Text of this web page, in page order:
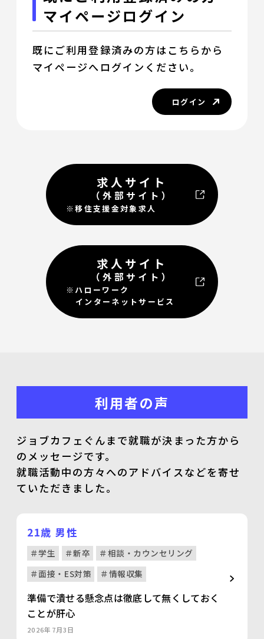
マイページログイン
既にご利用登録済みの方はこちらから
マイページへログインください。
ログイン
求人サイト
（外部サイト）
※移住支援金対象求人
求人サイト
（外部サイト）
※ハローワーク
インターネットサービス
利用者の声
ジョブカフェぐんまで就職が決まった方から
のメッセージです。
就職活動中の方々へのアドバイスなどを寄せ
ていただきました。
21歳 男性
＃学生 ＃新卒
＃相談・カウンセリング
＃面接・ES対策
＃情報収集
準備で潰せる懸念点は徹底して無くしておく
ことが肝心
2026年7月3日